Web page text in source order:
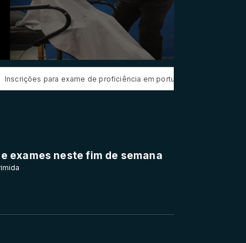
de proficiência em português terminam quinta
exames neste fim de semana